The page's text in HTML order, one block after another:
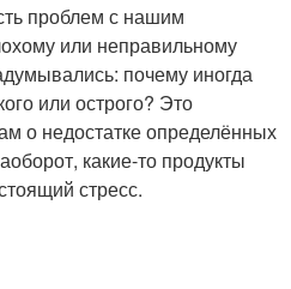
проблем с нашим
или неправильному
почему иногда
или острого? Это
о недостатке определённых
какие-то продукты
стресс.